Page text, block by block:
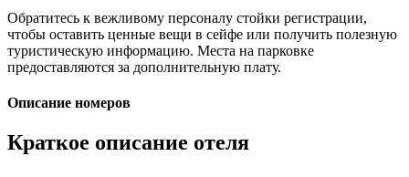
Обратитесь к вежливому персоналу стойки регистрации,
чтобы оставить ценные вещи в сейфе или получить полезную
туристическую информацию. Места на парковке
предоставляются за дополнительную плату.
Описание номеров
Краткое описание отеля